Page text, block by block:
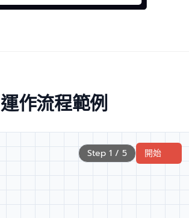
運作流程範例
Step 1 / 5 開始